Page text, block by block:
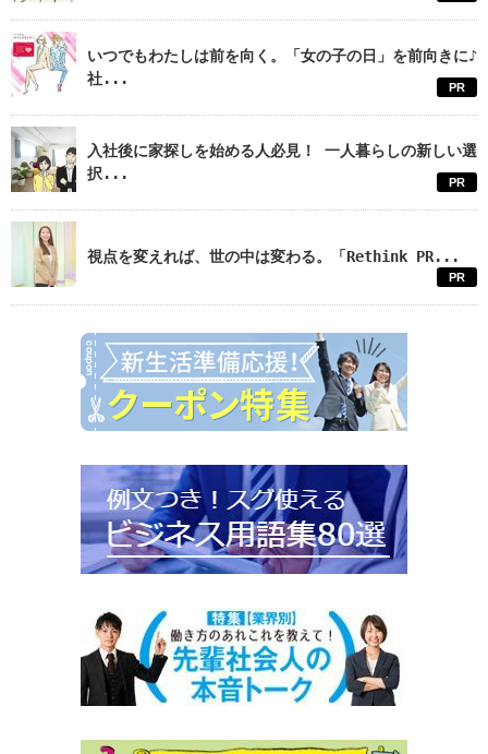
いつでもわたしは前を向く。「女の子の日」を前向きに♪
社...
PR
入社後に家探しを始める人必見！ 一人暮らしの新しい選
択...
PR
視点を変えれば、世の中は変わる。「Rethink PR...
PR